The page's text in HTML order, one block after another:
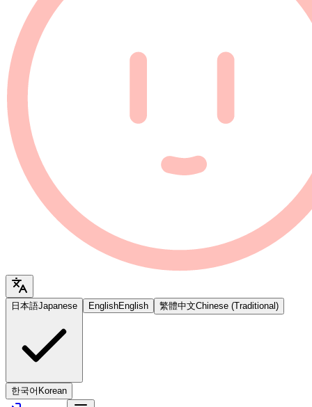
日本語Japanese EnglishEnglish 繁體中文Chinese (Traditional)
한국어 Korean